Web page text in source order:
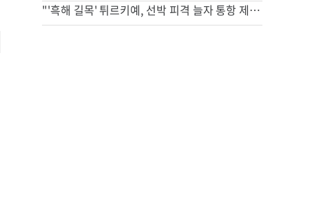
"'흑해 길목' 튀르키예, 선박 피격 늘자 통항 제한"